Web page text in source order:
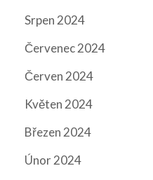
Srpen 2024
Červenec 2024
Červen 2024
Květen 2024
Březen 2024
Únor 2024